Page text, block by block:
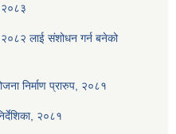
२०८३
२०८२ लाई संशोधन गर्न बनेको
निर्माण प्रारुप, २०८१
२०८१